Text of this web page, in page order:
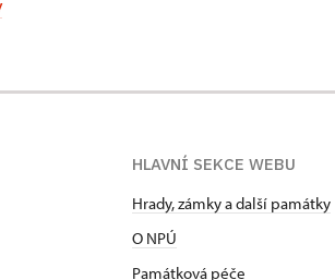
HLAVNÍ SEKCE WEBU
Hrady, zámky a další památky
O NPÚ
Památková péče